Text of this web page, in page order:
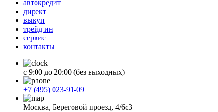
автокредит
директ
выкуп
трейд ин
сервис
контакты
с 9:00 до 20:00 (без выходных)
+7 (495) 023-91-09
Москва, Береговой проезд, 4/6с3